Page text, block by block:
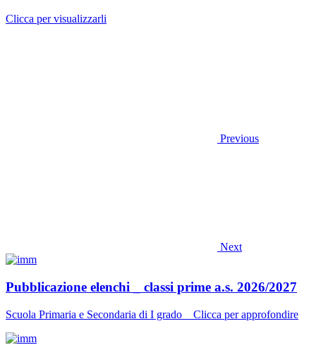
Clicca per visualizzarli
Previous
Next
Pubblicazione elenchi _ classi prime a.s. 2026/2027
Scuola Primaria e Secondaria di I grado _ Clicca per approfondire